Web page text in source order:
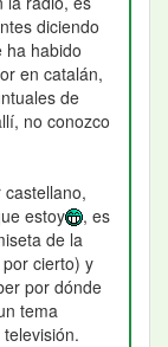
diciendo
ha habido
en catalán,
de
no conozco
estoy
, es
de la
cierto) y
por dónde
tema